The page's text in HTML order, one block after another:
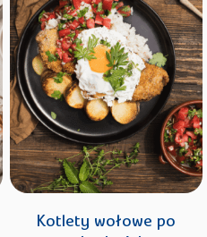
Kotlety wołowe po